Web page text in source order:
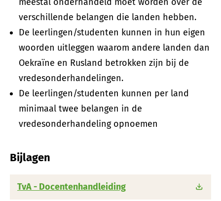
verschillende belangen die landen hebben.
De leerlingen/studenten kunnen in hun eigen
woorden uitleggen waarom andere landen dan
Oekraïne en Rusland betrokken zijn bij de
vredesonderhandelingen.
De leerlingen/studenten kunnen per land
minimaal twee belangen in de
vredesonderhandeling opnoemen
Bijlagen
TvA - Docentenhandleiding